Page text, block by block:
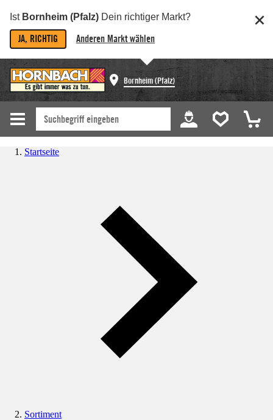
Ist Bornheim (Pfalz) Dein richtiger Markt?
JA, RICHTIG Anderen Markt wählen
Bornheim (Pfalz)
Startseite
Sortiment